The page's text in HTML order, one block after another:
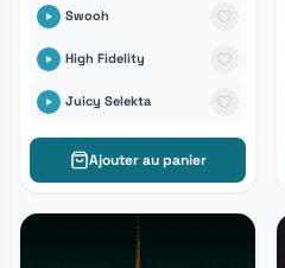
Swooh
High Fidelity
Juicy Selekta
Ajouter au panier